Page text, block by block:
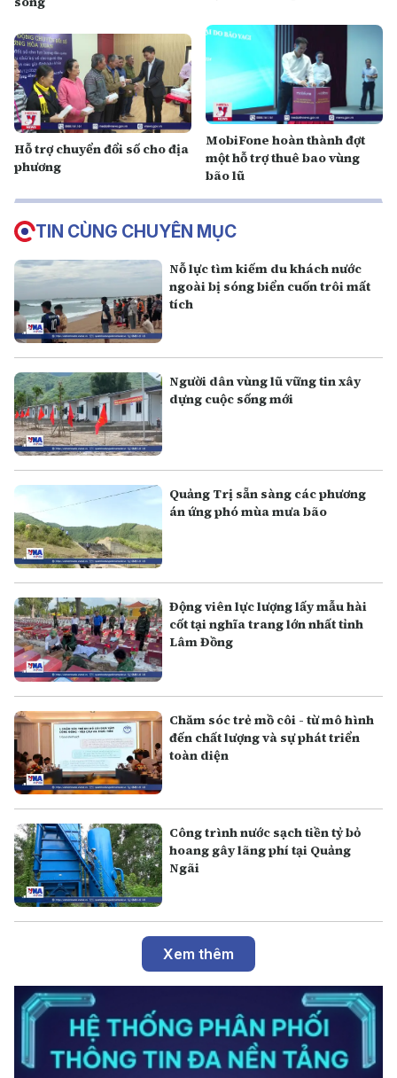
Hỗ trợ chuyển đổi số cho địa
phương
MobiFone hoàn thành đợt
một hỗ trợ thuê bao vùng
bão lũ
TIN CÙNG CHUYÊN MỤC
Nỗ lực tìm kiếm du khách nước
ngoài bị sóng biển cuốn trôi mất
tích
Người dân vùng lũ vững tin xây
dựng cuộc sống mới
Quảng Trị sẵn sàng các phương
án ứng phó mùa mưa bão
Động viên lực lượng lấy mẫu hài
cốt tại nghĩa trang lớn nhất tỉnh
Lâm Đồng
Chăm sóc trẻ mồ côi - từ mô hình
đến chất lượng và sự phát triển
toàn diện
Công trình nước sạch tiền tỷ bỏ
hoang gây lãng phí tại Quảng
Ngãi
Xem thêm